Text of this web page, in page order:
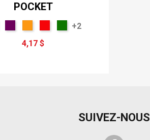
POCKET
+2
4,17 $
SUIVEZ-NOUS